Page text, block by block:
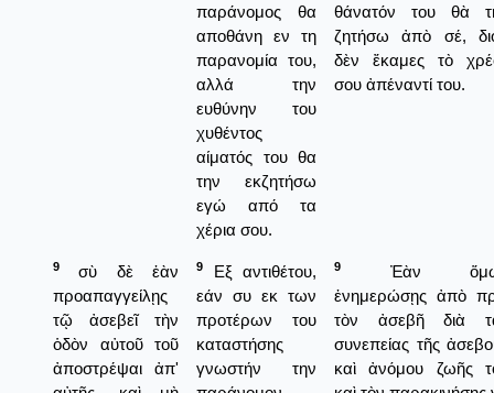
παράνομος θα
αποθάνη εν τη
παρανομία του,
αλλά την
ευθύνην του
χυθέντος
αίματός του θα
την εκζητήσω
εγώ από τα
χέρια σου.
θάνατόν του θὰ
ζητήσω ἀπὸ σέ,
δὲν ἔκαμες τὸ
σου ἀπέναντί του.
9
σὺ δὲ ἐὰν
προαπαγγείλῃς
τῷ ἀσεβεῖ τὴν
ὁδὸν αὐτοῦ τοῦ
ἀποστρέψαι ἀπ'
9
Εξ αντιθέτου,
εάν συ εκ των
προτέρων του
καταστήσης
γνωστήν την
9
Ἐὰν
ἐνημερώσῃς ἀπὸ
τὸν ἀσεβῆ διὰ
συνεπείας τῆς
καὶ ἀνόμου ζωῆς